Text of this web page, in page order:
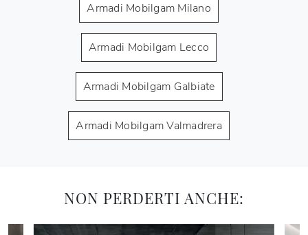
Armadi Mobilgam Milano
Armadi Mobilgam Lecco
Armadi Mobilgam Galbiate
Armadi Mobilgam Valmadrera
NON PERDERTI ANCHE: